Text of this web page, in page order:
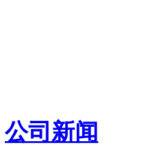
公司新闻